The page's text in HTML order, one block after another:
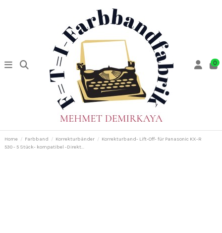
0
Home Farbband Korrekturbänder
Korrekturband- Lift-Off- für Panasonic KX-R
530 - 5 Stück- kompatibel -Direkt...